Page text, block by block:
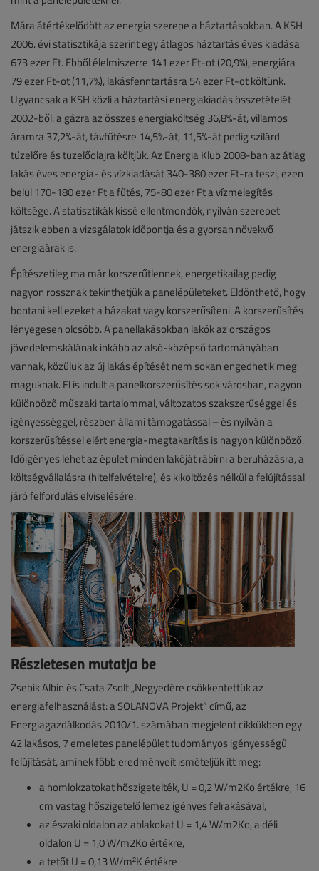
Mára átértékelődött az energia szerepe a háztartásokban. A KSH
2006. évi statisztikája szerint egy átlagos háztartás éves kiadása
673 ezer Ft. Ebből élelmiszerre 141 ezer Ft-ot (20,9%), energiára
79 ezer Ft-ot (11,7%), lakásfenntartásra 54 ezer Ft-ot költünk.
Ugyancsak a KSH közli a háztartási energiakiadás összetételét
2002-ből: a gázra az összes energiaköltség 36,8%-át, villamos
áramra 37,2%-át, távfűtésre 14,5%-át, 11,5%-át pedig szilárd
tüzelőre és tüzelőolajra költjük. Az Energia Klub 2008-ban az átlag
lakás éves energia- és vízkiadását 340-380 ezer Ft-ra teszi, ezen
belül 170-180 ezer Ft a fűtés, 75-80 ezer Ft a vízmelegítés
költsége. A statisztikák kissé ellentmondók, nyilván szerepet
játszik ebben a vizsgálatok időpontja és a gyorsan növekvő
energiaárak is.
Építészetileg ma már korszerűtlennek, energetikailag pedig
nagyon rossznak tekinthetjük a panelépületeket. Eldönthető, hogy
bontani kell ezeket a házakat vagy korszerűsíteni. A korszerűsítés
lényegesen olcsóbb. A panellakásokban lakók az országos
jövedelemskálának inkább az alsó-középső tartományában
vannak, közülük az új lakás építését nem sokan engedhetik meg
maguknak. El is indult a panelkorszerűsítés sok városban, nagyon
különböző műszaki tartalommal, változatos szakszerűséggel és
igényességgel, részben állami támogatással – és nyilván a
korszerűsítéssel elért energia-megtakarítás is nagyon különböző.
Időigényes lehet az épület minden lakóját rábírni a beruházásra, a
költségvállalásra (hitelfelvételre), és kiköltözés nélkül a felújítással
járó felfordulás elviselésére.
Részletesen mutatja be
Zsebik Albin és Csata Zsolt „Negyedére csökkentettük az
energiafelhasználást: a SOLANOVA Projekt” című, az
Energiagazdálkodás 2010/1. számában megjelent cikkükben egy
42 lakásos, 7 emeletes panelépület tudományos igényességű
felújítását, aminek főbb eredményeit ismételjük itt meg:
a homlokzatokat hőszigetelték, U = 0,2 W/m2Ko értékre, 16
cm vastag hőszigetelő lemez igényes felrakásával,
az északi oldalon az ablakokat U = 1,4 W/m2Ko, a déli
oldalon U = 1,0 W/m2Ko értékre,
a tetőt U = 0,13 W/m²K értékre